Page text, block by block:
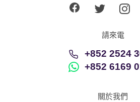
請來電
+852 2524
+852 6169
關於我們